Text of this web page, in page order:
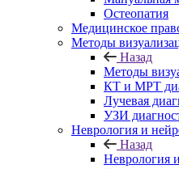
Остеопатия
Медицинское
Методы
Назад
Методы
КТ и МРТ
Лучевая
УЗИ
Неврология и
Назад
Неврология